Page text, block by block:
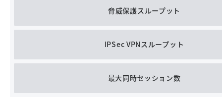
脅威保護スループット
IPSec VPNスループット
最大同時セッション数